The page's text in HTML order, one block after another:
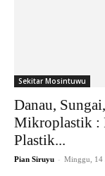
Sekitar Mosintuwu
Danau,
Mikroplastik :
Plastik...
Pian Siruyu - Minggu, 14